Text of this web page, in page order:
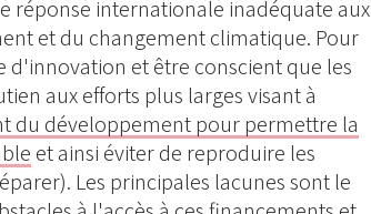
réponse internationale inadéquate aux
et du changement climatique. Pour
d'innovation et être conscient que les
aux efforts plus larges visant à
du développement pour permettre la
et ainsi éviter de reproduire les
Les principales lacunes sont le